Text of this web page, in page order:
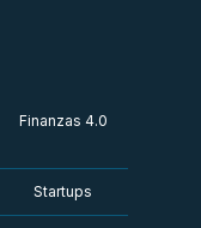
Finanzas 4.0
Startups